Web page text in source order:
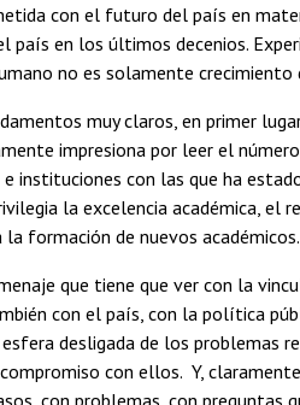
con el futuro del país en
país en los últimos decenios.
no es solamente crecimiento
muy claros, en primer
impresiona por leer el
instituciones con las que ha
la excelencia académica, el
formación de nuevos académicos.
que tiene que ver con la
con el país, con la política
desligada de los problemas
con ellos. Y,
con problemas, con preguntas